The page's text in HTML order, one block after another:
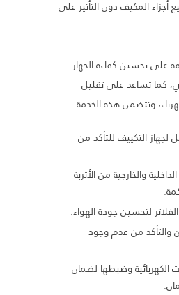
المكيف دون التأثير على
على تحسين كفاءة الجهاز
كما تساعد على تقليل
وتتضمن هذه الخدمة:
التكييف للتأكد من
والخارجية من الأتربة
لتحسين جودة الهواء.
والتأكد من عدم وجود
الكهربائية وضبطها لضمان